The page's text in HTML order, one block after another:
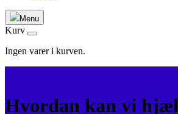
Menu
Kurv
Ingen varer i kurven.
Hvordan kan vi